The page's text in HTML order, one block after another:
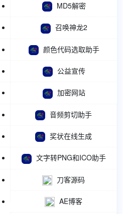
MD5解密
召唤神龙2
颜色代码选取助手
公益宣传
加密网站
音频剪切助手
奖状在线生成
文字转PNG和ICO助手
刀客源码
AE博客